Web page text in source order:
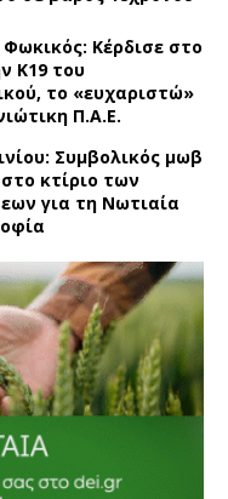
Φωκικός: Κέρδισε στο
Κ19 του
το «ευχαριστώ»
Π.Α.Ε.
Συμβολικός μωβ
κτίριο των
για τη Νωτιαία